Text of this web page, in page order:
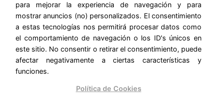
para mejorar la experiencia de navegación y para
mostrar anuncios (no) personalizados. El consentimiento
a estas tecnologías nos permitirá procesar datos como
el comportamiento de navegación o los ID's únicos en
este sitio. No consentir o retirar el consentimiento, puede
afectar negativamente a ciertas características y
funciones.
Política de Cookies